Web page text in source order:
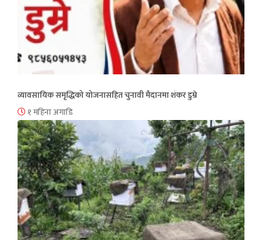
व्यावसायिक समृद्धिको योजनासहित चुनावी मैदानमा शंकर डुम्रे
१ महिना अगाडि